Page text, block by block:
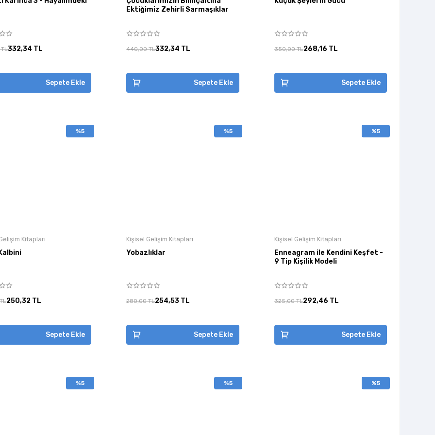
332,34 TL
Sepete Ekle
Ektiğimiz Zehirli Sarmaşıklar
440,00 TL332,34 TL
Sepete Ekle
350,00 TL268,16 TL
Sepete Ekle
%5
Kitapları
250,32 TL
Sepete Ekle
%5
Kişisel Gelişim Kitapları
Yobazlıklar
280,00 TL254,53 TL
Sepete Ekle
%5
Kişisel Gelişim Kitapları
Enneagram ile Kendini Keşfet -
9 Tip Kişilik Modeli
325,00 TL292,46 TL
Sepete Ekle
%5 %5 %5